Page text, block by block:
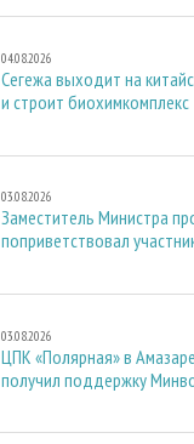
04.08.2026
Сегежа выходит на
и строит биохимкомплекс
03.08.2026
Заместитель Министра
поприветствовал
03.08.2026
ЦПК «Полярная» в
получил поддержку